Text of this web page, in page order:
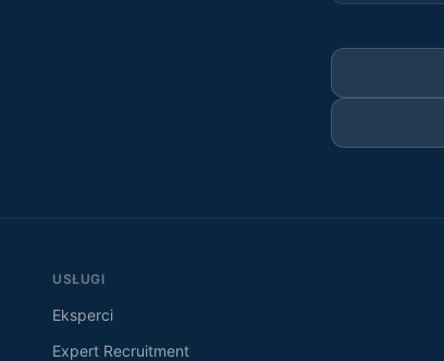
USŁUGI
Eksperci
Expert Recruitment